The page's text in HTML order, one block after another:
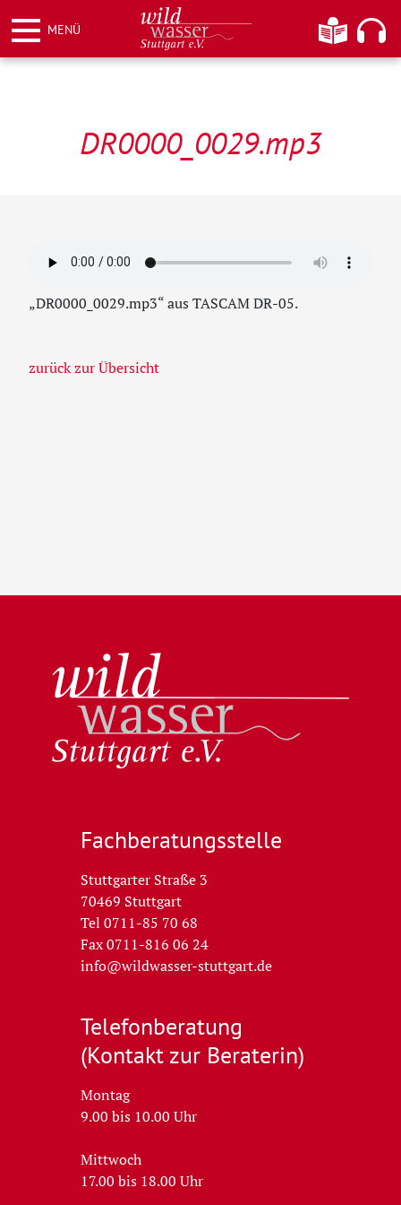
zum
Inhalt
MENÜ
Wildwasser Stuttgart e.V.
Hier
DR0000_0029.mp3
„DR0000_0029.mp3“ aus TASCAM DR-05.
zurück zur Übersicht
Fachberatungs­stelle
Stuttgarter Straße 3
70469 Stuttgart
Tel 0711-85 70 68
Fax 0711-816 06 24
info@wildwasser-stuttgart.de
Telefon­beratung
(Kontakt zur Beraterin)
Montag
9.00 bis 10.00 Uhr
Mittwoch
17.00 bis 18.00 Uhr